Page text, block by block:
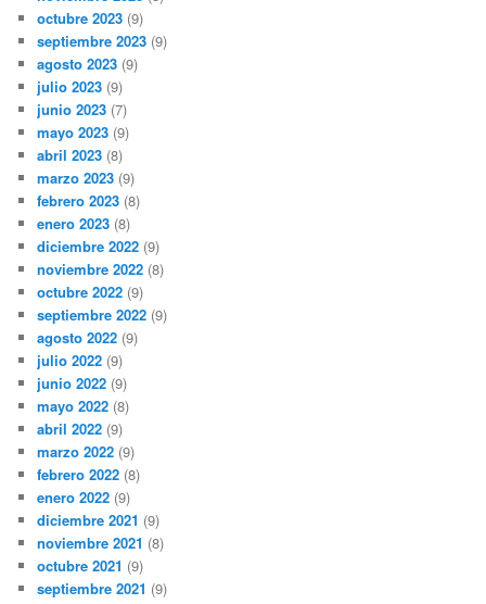
octubre 2023 (9)
septiembre 2023 (9)
agosto 2023 (9)
julio 2023 (9)
junio 2023 (7)
mayo 2023 (9)
abril 2023 (8)
marzo 2023 (9)
febrero 2023 (8)
enero 2023 (8)
diciembre 2022 (9)
noviembre 2022 (8)
octubre 2022 (9)
septiembre 2022 (9)
agosto 2022 (9)
julio 2022 (9)
junio 2022 (9)
mayo 2022 (8)
abril 2022 (9)
marzo 2022 (9)
febrero 2022 (8)
enero 2022 (9)
diciembre 2021 (9)
noviembre 2021 (8)
octubre 2021 (9)
septiembre 2021 (9)